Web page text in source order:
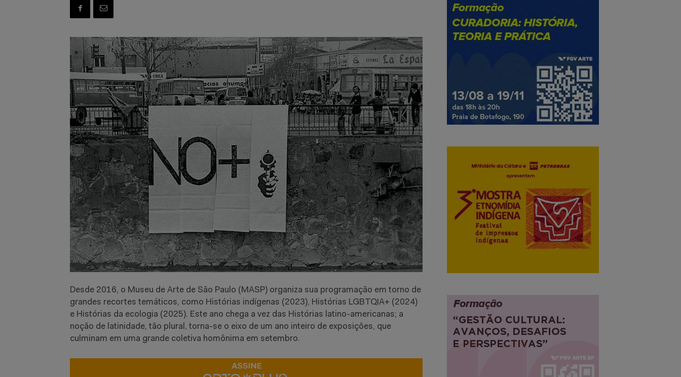
Desde 2016, o Museu de Arte de São Paulo (MASP) organiza sua programação em torno de
grandes recortes temáticos, como Histórias indígenas (2023), Histórias LGBTQIA+ (2024)
e Histórias da ecologia (2025). Este ano chega a vez das Histórias latino-americanas; a
noção de latinidade, tão plural, torna-se o eixo de um ano inteiro de exposições, que
culminam em uma grande coletiva homônima em setembro.